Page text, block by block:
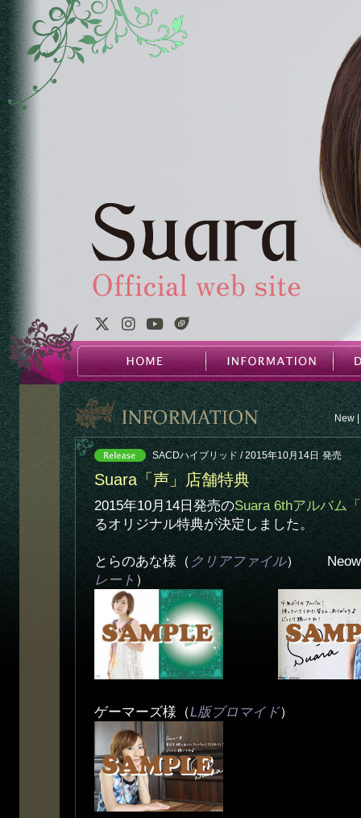
New |
SACDハイブリッド / 2015年10月14日 発売
Suara「声」店舗特典
2015年10月14日発売のSuara 6thアルバム
るオリジナル特典が決定しました。
とらのあな様（ クリアファイル）
レート ）
ゲーマーズ様（L版ブロマイド）